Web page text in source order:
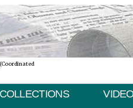
COLLECTIONS